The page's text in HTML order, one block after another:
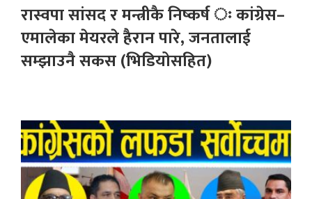
रास्वपा सांसद र मन्त्रीकै निष्कर्ष ः कांग्रेस–
एमालेका मेयरले हैरान पारे, जनतालाई
सम्झाउनै सकस (भिडियोसहित)